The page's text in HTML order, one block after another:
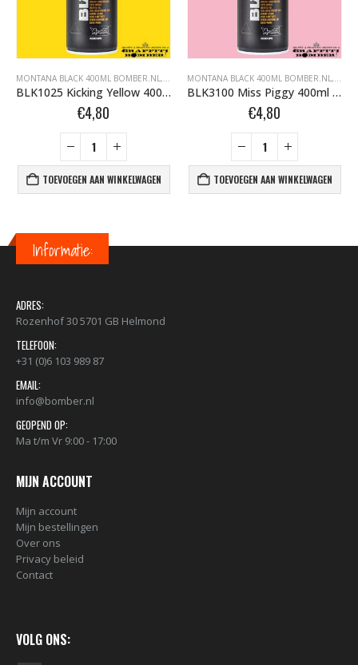
SPUITBUSSEN
BLACK BOMBER.NL ,MONTANA GRAFFITI SPUITBUSSEN
MONTANA BLACK 400ML BOMBER.NL , MONTANA BLACK BOMBER.NL ,MONTANA
BLK1025 Kicking Yellow 400ml 263460
€4,80
TOEVOEGEN AAN WINKELWAGEN
MONTANA BLACK 400ML BOMBER.NL ,
BLK3100 Miss Piggy 400ml 263781
€4,80
TOEVOEGEN AAN WINKELWAGEN
Informatie:
ADRES:
Rozenhof 30 5701 GB Helmond
TELEFOON:
+31 (0)6 103 989 87
EMAIL:
info@bomber.nl
GEOPEND OP:
Ma t/m Vr 9:00 - 17:00
MIJN ACCOUNT
Mijn account
Mijn bestellingen
Over ons
Privacy beleid
Contact
VOLG ONS: